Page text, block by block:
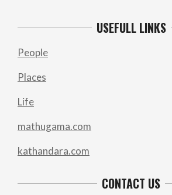
USEFULL LINKS
People
Places
Life
mathugama.com
kathandara.com
CONTACT US